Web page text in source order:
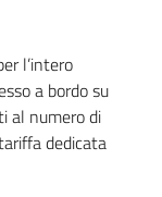
l’intero
a bordo su
al numero di
dedicata